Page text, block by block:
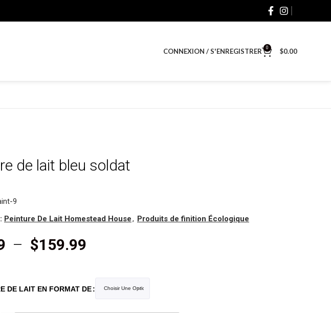
CONNEXION / S'ENREGISTRER 0 $0.00
de lait bleu soldat
9
Peinture De Lait Homestead House, Produits de finition Écologique
– $159.99
DE LAIT EN FORMAT DE